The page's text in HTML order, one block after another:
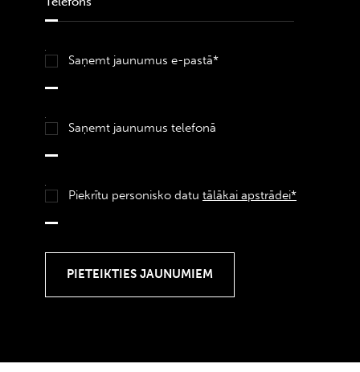
Saņemt jaunumus e-pastā*
Saņemt jaunumus telefonā
Piekrītu personisko datu tālākai apstrādei*